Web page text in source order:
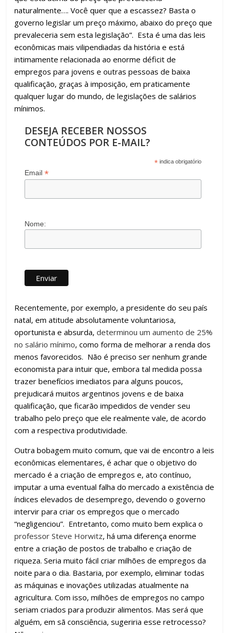
naturalmente…. Você quer que a escassez? Basta o
governo legislar um preço máximo, abaixo do preço que
prevaleceria sem esta legislação”. Esta é uma das leis
econômicas mais vilipendiadas da história e está
intimamente relacionada ao enorme déficit de
empregos para jovens e outras pessoas de baixa
qualificação, graças à imposição, em praticamente
qualquer lugar do mundo, de legislações de salários
mínimos.
DESEJA RECEBER NOSSOS
CONTEÚDOS POR E-MAIL?
* indica obrigatório
Email*
Nome:
Recentemente, por exemplo, a presidente do seu país
natal, em atitude absolutamente voluntariosa,
oportunista e absurda,determinou um aumento de 25%
no salário mínimo, como forma de melhorar a renda dos
menos favorecidos. Não é preciso ser nenhum grande
economista para intuir que, embora tal medida possa
trazer benefícios imediatos para alguns poucos,
prejudicará muitos argentinos jovens e de baixa
qualificação, que ficarão impedidos de vender seu
trabalho pelo preço que ele realmente vale, de acordo
com a respectiva produtividade.
Outra bobagem muito comum, que vai de encontro a leis
econômicas elementares, é achar que o objetivo do
mercado é a criação de empregos e, ato contínuo,
imputar a uma eventual falha do mercado a existência de
índices elevados de desemprego, devendo o governo
intervir para criar os empregos que o mercado
“negligenciou”. Entretanto, como muito bem explica o
professor Steve Horwitz, há uma diferença enorme
entre a criação de postos de trabalho e criação de
riqueza. Seria muito fácil criar milhões de empregos da
noite para o dia. Bastaria, por exemplo, eliminar todas
as máquinas e inovações utilizadas atualmente na
agricultura. Com isso, milhões de empregos no campo
seriam criados para produzir alimentos. Mas será que
alguém, em sã consciência, sugeriria esse retrocesso?